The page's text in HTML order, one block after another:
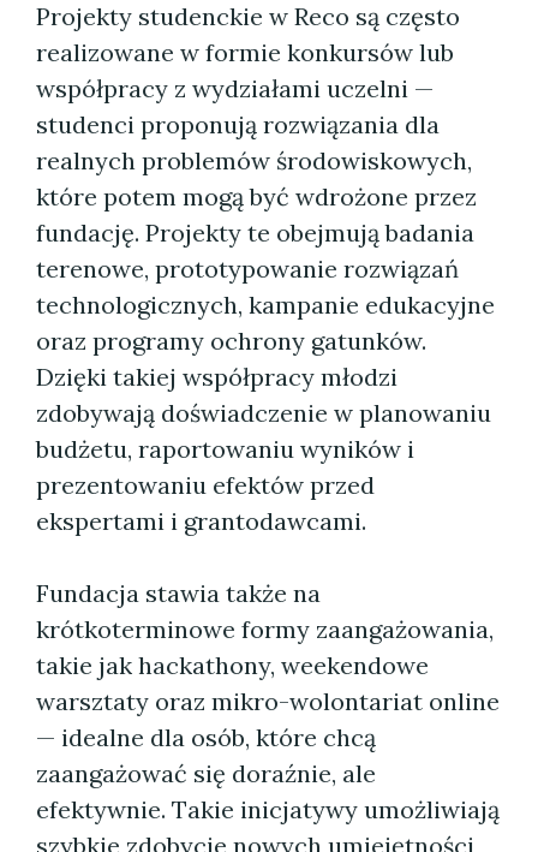
Projekty studenckie w Reco są często
realizowane w formie konkursów lub
współpracy z wydziałami uczelni —
studenci proponują rozwiązania dla
realnych problemów środowiskowych,
które potem mogą być wdrożone przez
fundację. Projekty te obejmują badania
terenowe, prototypowanie rozwiązań
technologicznych, kampanie edukacyjne
oraz programy ochrony gatunków.
Dzięki takiej współpracy młodzi
zdobywają doświadczenie w planowaniu
budżetu, raportowaniu wyników i
prezentowaniu efektów przed
ekspertami i grantodawcami.
Fundacja stawia także na
krótkoterminowe formy zaangażowania,
takie jak hackathony, weekendowe
warsztaty oraz mikro-wolontariat online
— idealne dla osób, które chcą
zaangażować się doraźnie, ale
efektywnie. Takie inicjatywy umożliwiają
szybkie zdobycie nowych umiejętności